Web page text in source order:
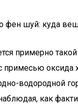
фен шуй: куда
примерно
примесью
водородной
как